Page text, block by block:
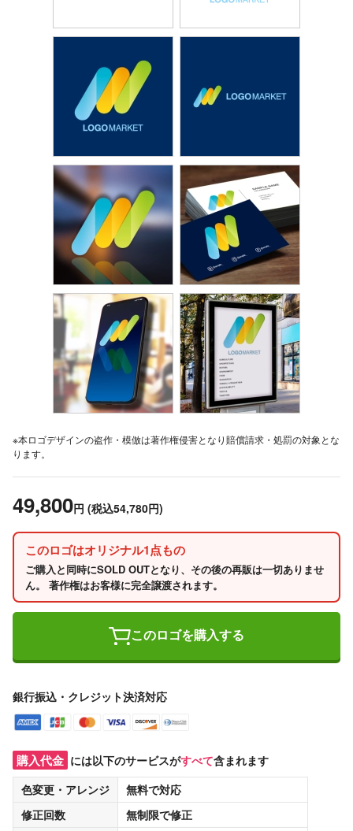
※本ロゴデザインの盗作・模倣は著作権侵害となり賠償請求・処罰の対象とな
ります。
49,800円 (税込54,780円)
このロゴはオリジナル1点もの
ご購入と同時にSOLD OUTとなり、その後の再販は一切ありませ
ん。 著作権はお客様に完全譲渡されます。
このロゴを購入する
銀行振込・クレジット決済対応
購入代金 には以下のサービスがすべて含まれます
色変更・アレンジ
無料で対応
修正回数
無制限で修正